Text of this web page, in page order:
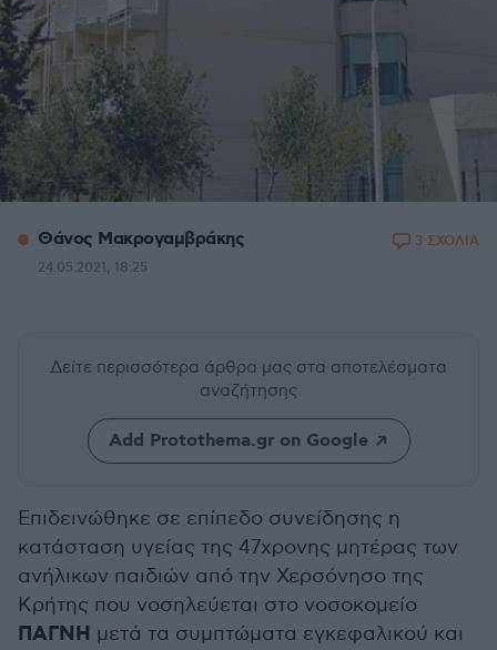
Θάνος Μακρογαμβράκης
24.05.2021, 18:25
3 ΣΧΟΛΙΑ
Δείτε περισσότερα άρθρα μας στα αποτελέσματα
αναζήτησης
Add Protothema.gr on Google
Επιδεινώθηκε σε επίπεδο συνείδησης η
κατάσταση υγείας της 47χρονης μητέρας των
ανήλικων παιδιών από την Χερσόνησο της
Κρήτης που νοσηλεύεται στο νοσοκομείο
ΠΑΓΝΗ μετά τα συμπτώματα εγκεφαλικού και